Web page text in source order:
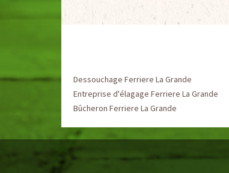
Dessouchage Ferriere La Grande
Entreprise d'élagage Ferriere La Grande
Bûcheron Ferriere La Grande